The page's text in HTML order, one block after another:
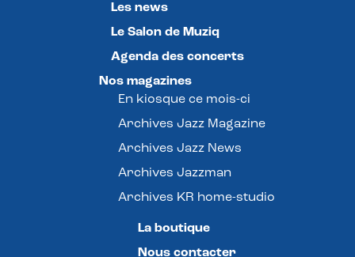
Les news
Le Salon de Muziq
Agenda des concerts
Nos magazines
En kiosque ce mois-ci
Archives Jazz Magazine
Archives Jazz News
Archives Jazzman
Archives KR home-studio
La boutique
Nous contacter